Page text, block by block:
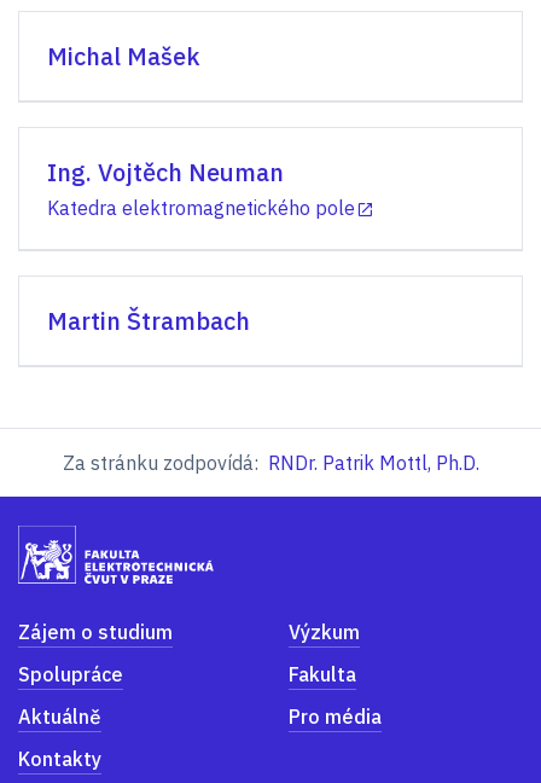
Michal Mašek
Ing. Vojtěch Neuman
Katedra elektromagnetického pole
Martin Štrambach
Za stránku zodpovídá: RNDr. Patrik Mottl, Ph.D.
Zájem o studium
Výzkum
Spolupráce
Fakulta
Aktuálně
Pro média
Kontakty